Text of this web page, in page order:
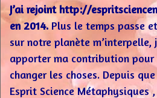
J’ai rejoint http://
en 2014.Plus le temps passe
sur notre planète m’interpelle,
apporter ma contribution pour
changer les choses. Depuis
Esprit Science Métaphysiques